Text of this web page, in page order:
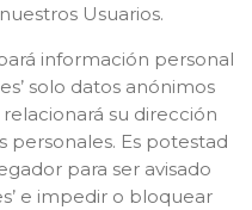
Usuarios.
información personal
solo datos anónimos
su dirección
personales. Es potestad
para ser avisado
e impedir o bloquear